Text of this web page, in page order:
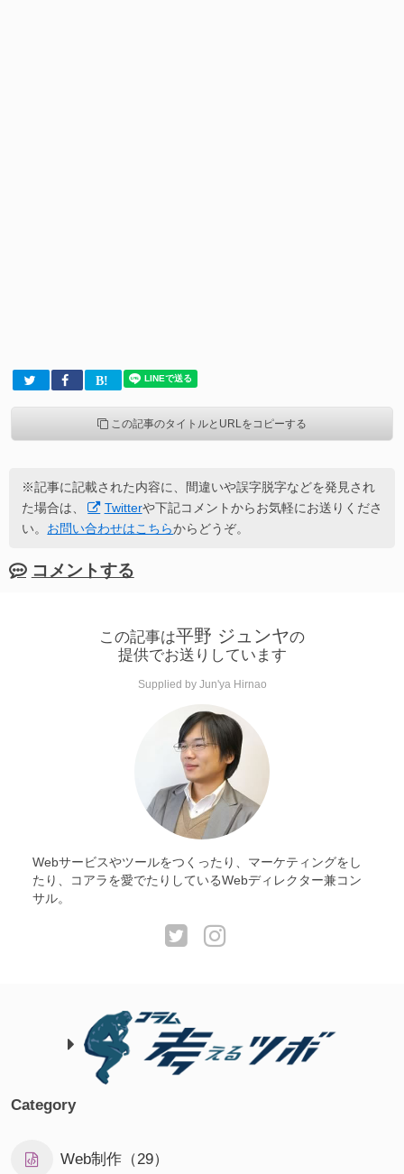
この記事のタイトルとURLをコピーする
※記事に記載された内容に、間違いや誤字脱字などを発見され
た場合は、
Twitterや下記コメントからお気軽にお送りくださ
い。 お問い合わせはこちらからどうぞ。
コメントする
この記事は平野 ジュンヤの
提供でお送りしています
Supplied by Jun'ya Hirnao
Webサービスやツールをつくったり、マーケティングをし
たり、コアラを愛でたりしているWebディレクター兼コン
サル。
Category
Web制作（29）